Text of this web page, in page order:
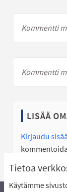
Tietoa
Käytämme
Kommentti
Kommentti
LISÄÄ
Kirjaudu